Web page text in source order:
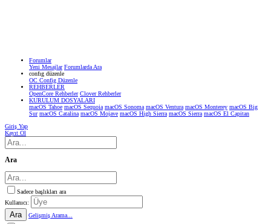
Forumlar
Yeni Mesajlar Forumlarda Ara
confıg düzenle
OC Config Düzenle
REHBERLER
OpenCore Rehberler Clover Rehberler
KURULUM DOSYALARI
macOS Tahoe macOS Sequoia macOS Sonoma macOS Ventura macOS Monterey macOS Big
Sur macOS Catalina macOS Mojave macOS High Sierra macOS Sierra macOS El Capitan
Giriş Yap
Kayıt Ol
Ara
Sadece başlıkları ara
Kullanıcı:
Ara
Gelişmiş Arama...